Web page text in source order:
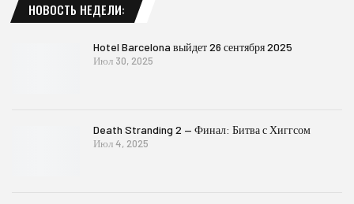
НОВОСТЬ НЕДЕЛИ:
Hotel Barcelona выйдет 26 сентября 2025
Июл 30, 2025
Death Stranding 2 — Финал: Битва с Хиггсом
Июл 4, 2025